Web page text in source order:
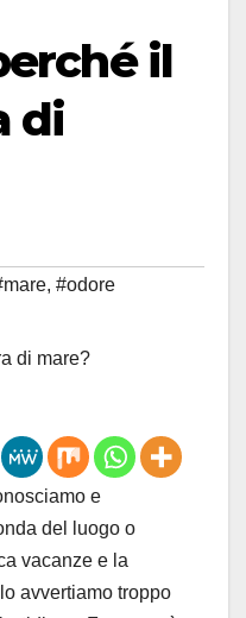
il
di
, #odore
e
del luogo o
vacanze e la
avvertiamo troppo